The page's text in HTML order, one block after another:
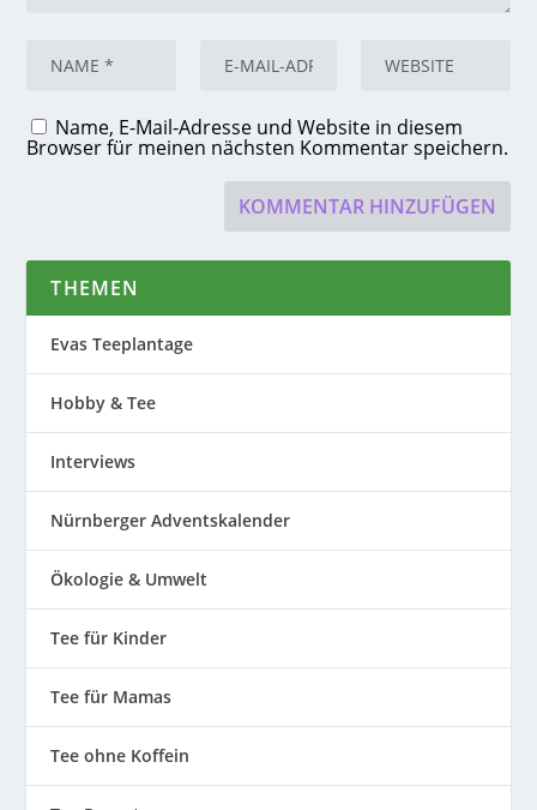
Name, E-Mail-Adresse und Website in diesem
Browser für meinen nächsten Kommentar speichern.
THEMEN
Evas Teeplantage
Hobby & Tee
Interviews
Nürnberger Adventskalender
Ökologie & Umwelt
Tee für Kinder
Tee für Mamas
Tee ohne Koffein